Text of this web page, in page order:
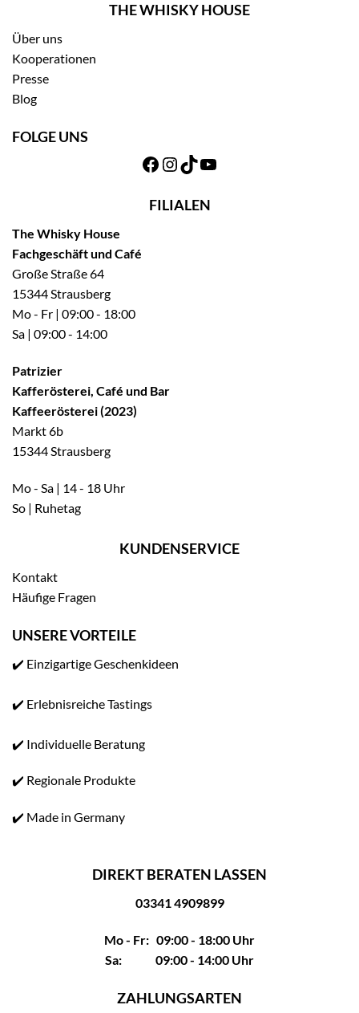
THE WHISKY HOUSE
Über uns
Kooperationen
Presse
Blog
FOLGE UNS
Facebook
Instagram
TikTokYouTube
FILIALEN
The Whisky House
Fachgeschäft und Café
Große Straße 64
15344 Strausberg
Mo - Fr | 09:00 - 18:00
Sa | 09:00 - 14:00
Patrizier
Kafferösterei, Café und Bar
Kaffeerösterei (2023)
Markt 6b
15344 Strausberg
Mo - Sa | 14 - 18 Uhr
So | Ruhetag
KUNDENSERVICE
Kontakt
Häufige Fragen
UNSERE VORTEILE
✔️ Einzigartige Geschenkideen
✔️ Erlebnisreiche Tastings
✔️ Individuelle Beratung
✔️ Regionale Produkte
✔️ Made in Germany
DIREKT BERATEN LASSEN
03341 4909899
Mo - Fr: 09:00 - 18:00 Uhr
Sa: 09:00 - 14:00 Uhr
ZAHLUNGSARTEN